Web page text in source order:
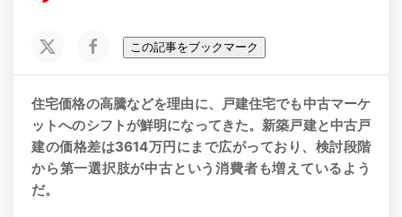
この記事をブックマーク
住宅価格の高騰などを理由に、戸建住宅でも中古マーケ
ットへのシフトが鮮明になってきた。新築戸建と中古戸
建の価格差は3614万円にまで広がっており、検討段階
から第一選択肢が中古という消費者も増えているよう
だ。